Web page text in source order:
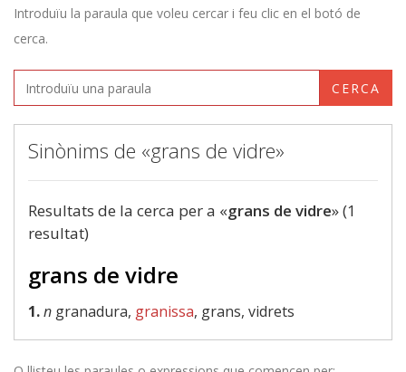
Introduïu la paraula que voleu cercar i feu clic en el botó de
cerca.
CERCA
Sinònims de «grans de vidre»
Resultats de la cerca per a «grans de vidre» (1
resultat)
grans de vidre
1.n granadura, granissa, grans, vidrets